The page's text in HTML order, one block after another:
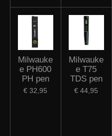
Milwauke
e PH600
PH pen
€ 32,95
Milwauke
e T75
TDS pen
€ 44,95